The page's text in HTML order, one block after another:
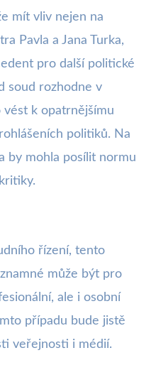
mít vliv nejen na
Pavla a Jana Turka,
pro další politické
soud rozhodne v
vést k opatrnějšímu
politiků. Na
by mohla posílit normu
řízení, tento
může být pro
ale i osobní
případu bude jistě
veřejnosti i médií.